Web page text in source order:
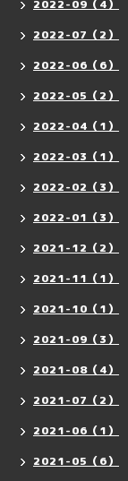
2022-09（4）
2022-07（2）
2022-06（6）
2022-05（2）
2022-04（1）
2022-03（1）
2022-02（3）
2022-01（3）
2021-12（2）
2021-11（1）
2021-10（1）
2021-09（3）
2021-08（4）
2021-07（2）
2021-06（1）
2021-05（6）